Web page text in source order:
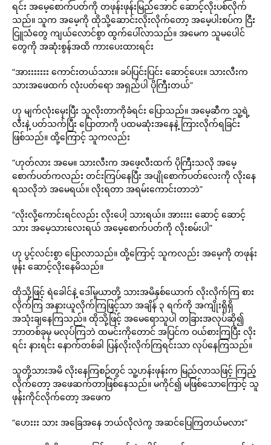
ရင်း အမေ့စောက်ပတ်ကို တဖုန်းဖုန်းမြည်အောင် ဆောင့်လိုးပစ်လိုက်
သည်။ သူက အမေ့ကို ထိုသို့ဆောင်းလိုးလိုက်တော့ အမေ့ပါးစပ်က ငြီး
ငြူသံတွေ ကျယ်လောင်စွာ ထွက်ပေါ်လာသည်။ အမေက သူမပေါင်
တွေကို အဆုံးစွန်အထိ ကားပေးထားရင်း
“အားးးးးးး ကောင်းတယ်သား။ ခပ်ပြင်းပြင်း ဆောင့်ပေး။ သားလီးက
သားအဖေထက် လုံးပတ်ရော အရှည်ပါ ပိုကြီးတယ်”
ဟု မျက်လုံးမှေးပြီး သူလိုးတာကိုခံရင်း ပြောသည်။ အမေ့ဆီက သူ့ရဲ့
လီးနဲ့ ပတ်သက်ပြီး ပြောတာကို ပထမဆုံးအနေနဲ့ ကြားလိုက်ရခြင်း
ဖြစ်သည်။ ထို့ကြောင့် သူကလည်း
“ဟုတ်လား အမေ။ သားလီးက အဖေ့လီးထက် ပိုကြီးသလို အမေ့
စောက်ပတ်ကလည်း တင်းကြပ်နေပြီး အပျိုစောက်ပတ်လေးကို လိုးနေ
ရသလိုဘဲ အမေရယ်။ လိုးရတာ အရမ်းကောင်းတာဘဲ”
“လိုးလို့ကောင်းရင်လည်း လိုးပေါ့ သားရယ်။ အားးးး ဆောင့် ဆောင့်
သား အမေ့သားလေးရယ် အမေ့စောက်ပတ်ကို လိုးစမ်းပါ”
ဟု ပွင့်လင်းစွာ ပြောလာသည်။ ထို့ကြောင့် သူကလည်း အမေ့ကို တဖုန်း
ဖုန်း ဆောင့်လိုးနေမိသည်။
ထိုသို့ဖြင့် ရဲခေါင်နဲ့ ဒေါ်မူယာတို့ သားအမိနှစ်ယောက် လိုးလိုက်ကြ စား
လိုက်ကြ အနားယူလိုက်ကြဖြင့်သာ အချိန် ၃ ရက်ကို အကျိုးရှိရှိ
အသုံးချနေကြသည်။ ထိုသို့ဖြင့် အမေရောသူပါ တခြားအလုပ်ဆို၍
ဘာတစ်ခုမှ မလုပ်ကြဘဲ ထမင်းကိုတောင် အပြင်က ဝယ်စားကြပြီး လိုး
ရင်း နားရင်း နောက်တစ်ခါ ပြန်လိုးလိုက်ကြရင်းသာ လုပ်နေကြသည်။
သူတို့သားအမိ လိုးနေကြစဉ်တွင် သူ့ဟန်းဖုန်းက မြည်လာသဖြင့် ကြည့်
လိုက်တော့ အဖေဆက်တာဖြစ်နေသည်။ မကိုင်၍ မဖြစ်သောကြောင့် သူ
ဖုန်းကိုင်လိုက်တော့ အဖေက
“ဟေးးး သား အခြေအနေ ဘယ်လိုလဲကွ အဆင်ပြေကြတယ်မလား”